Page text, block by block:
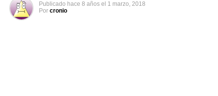
Publicado hace 8 años el 1 marzo, 2018
Por cronio